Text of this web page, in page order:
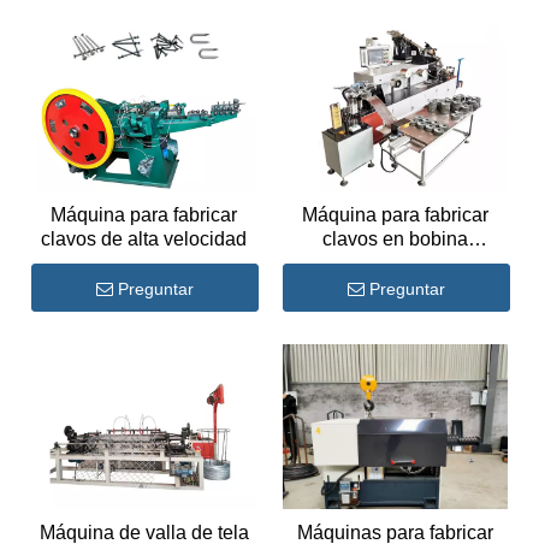
Máquina para fabricar
clavos de alta velocidad
Preguntar
Máquina para fabricar
clavos en bobina
completamente
automática
Preguntar
Máquina de valla de tela
Máquinas para fabricar